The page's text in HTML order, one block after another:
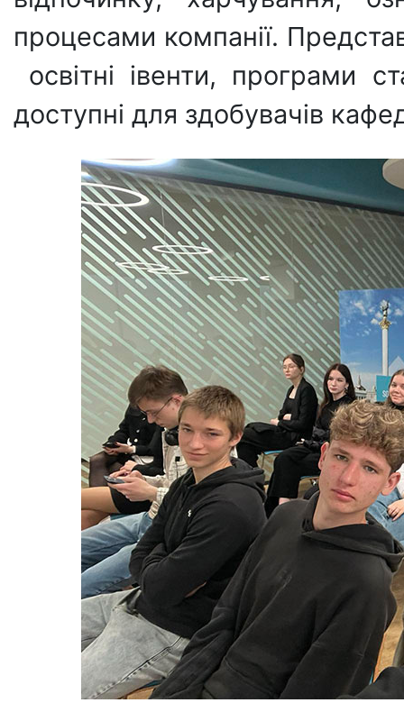
процесами компанії.
освітні івенти, програми
доступні для здобувачів